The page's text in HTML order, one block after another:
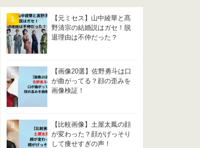
【元ミセス】山中綾華と髙
野清宗の結婚説はガセ！脱
退理由は不仲だった？
【画像20選】佐野勇斗は口
が曲がってる？顔の歪みを
画像検証！
【比較画像】土屋太鳳の顔
が変わった？顔がげっそり
して痩せすぎの声！